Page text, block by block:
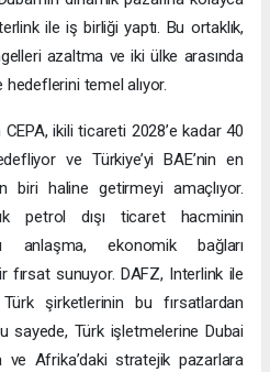
ile iş birliği yaptı. Bu ortaklık,
azaltma ve iki ülke arasında
temel alıyor.
ikili ticareti 2028’e kadar 40
ve Türkiye’yi BAE’nin en
biri haline getirmeyi amaçlıyor.
petrol dışı ticaret hacminin
anlaşma, ekonomik bağları
fırsat sunuyor. DAFZ, Interlink ile
Türk şirketlerinin bu fırsatlardan
sayede, Türk işletmelerine Dubai
Afrika’daki stratejik pazarlara